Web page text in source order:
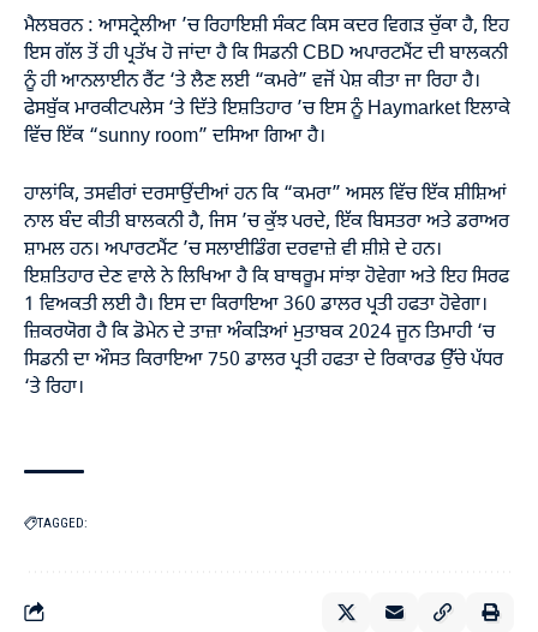
ਮੈਲਬਰਨ : ਆਸਟ੍ਰੇਲੀਆ ’ਚ ਰਿਹਾਇਸ਼ੀ ਸੰਕਟ ਕਿਸ ਕਦਰ ਵਿਗੜ ਚੁੱਕਾ ਹੈ, ਇਹ
ਇਸ ਗੱਲ ਤੋਂ ਹੀ ਪ੍ਰਤੱਖ ਹੋ ਜਾਂਦਾ ਹੈ ਕਿ ਸਿਡਨੀ CBD ਅਪਾਰਟਮੈਂਟ ਦੀ ਬਾਲਕਨੀ
ਨੂੰ ਹੀ ਆਨਲਾਈਨ ਰੈਂਟ ‘ਤੇ ਲੈਣ ਲਈ “ਕਮਰੇ” ਵਜੋਂ ਪੇਸ਼ ਕੀਤਾ ਜਾ ਰਿਹਾ ਹੈ।
ਫੇਸਬੁੱਕ ਮਾਰਕੀਟਪਲੇਸ ‘ਤੇ ਦਿੱਤੇ ਇਸ਼ਤਿਹਾਰ ’ਚ ਇਸ ਨੂੰ Haymarket ਇਲਾਕੇ
ਵਿੱਚ ਇੱਕ “sunny room” ਦਸਿਆ ਗਿਆ ਹੈ।
ਹਾਲਾਂਕਿ, ਤਸਵੀਰਾਂ ਦਰਸਾਉਂਦੀਆਂ ਹਨ ਕਿ “ਕਮਰਾ” ਅਸਲ ਵਿੱਚ ਇੱਕ ਸ਼ੀਸ਼ਿਆਂ
ਨਾਲ ਬੰਦ ਕੀਤੀ ਬਾਲਕਨੀ ਹੈ, ਜਿਸ ’ਚ ਕੁੱਝ ਪਰਦੇ, ਇੱਕ ਬਿਸਤਰਾ ਅਤੇ ਡਰਾਅਰ
ਸ਼ਾਮਲ ਹਨ। ਅਪਾਰਟਮੈਂਟ ’ਚ ਸਲਾਈਡਿੰਗ ਦਰਵਾਜ਼ੇ ਵੀ ਸ਼ੀਸ਼ੇ ਦੇ ਹਨ।
ਇਸ਼ਤਿਹਾਰ ਦੇਣ ਵਾਲੇ ਨੇ ਲਿਖਿਆ ਹੈ ਕਿ ਬਾਥਰੂਮ ਸਾਂਝਾ ਹੋਵੇਗਾ ਅਤੇ ਇਹ ਸਿਰਫ
1 ਵਿਅਕਤੀ ਲਈ ਹੈ। ਇਸ ਦਾ ਕਿਰਾਇਆ 360 ਡਾਲਰ ਪ੍ਰਤੀ ਹਫਤਾ ਹੋਵੇਗਾ।
ਜ਼ਿਕਰਯੋਗ ਹੈ ਕਿ ਡੋਮੇਨ ਦੇ ਤਾਜ਼ਾ ਅੰਕੜਿਆਂ ਮੁਤਾਬਕ 2024 ਜੂਨ ਤਿਮਾਹੀ ‘ਚ
ਸਿਡਨੀ ਦਾ ਔਸਤ ਕਿਰਾਇਆ 750 ਡਾਲਰ ਪ੍ਰਤੀ ਹਫਤਾ ਦੇ ਰਿਕਾਰਡ ਉੱਚੇ ਪੱਧਰ
‘ਤੇ ਰਿਹਾ।
TAGGED: